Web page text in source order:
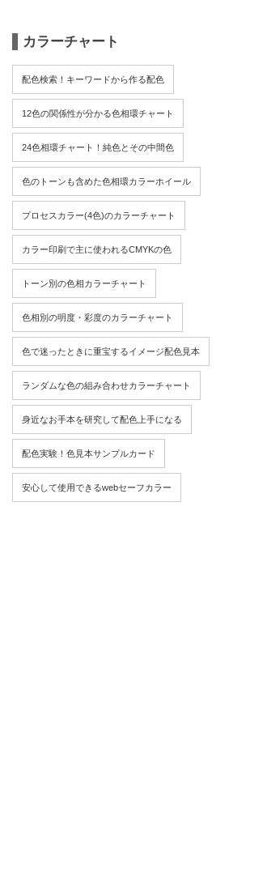
カラーチャート
配色検索！キーワードから作る配色
12色の関係性が分かる色相環チャート
24色相環チャート！純色とその中間色
色のトーンも含めた色相環カラーホイール
プロセスカラー(4色)のカラーチャート
カラー印刷で主に使われるCMYKの色
トーン別の色相カラーチャート
色相別の明度・彩度のカラーチャート
色で迷ったときに重宝するイメージ配色見本
ランダムな色の組み合わせカラーチャート
身近なお手本を研究して配色上手になる
配色実験！色見本サンプルカード
安心して使用できるwebセーフカラー